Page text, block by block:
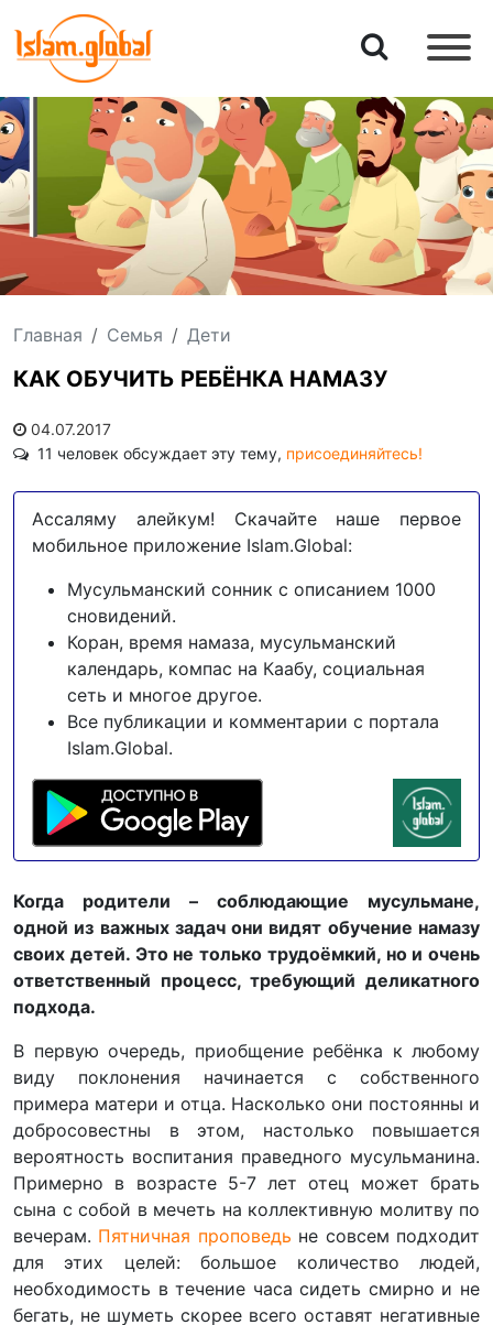
Главная Семья Дети
КАК ОБУЧИТЬ РЕБЁНКА НАМАЗУ
04.07.2017
11 человек обсуждает эту тему, присоединяйтесь!
Ассаляму алейкум! Скачайте наше первое
мобильное приложение Islam.Global:
Мусульманский сонник с описанием 1000
сновидений.
Коран, время намаза, мусульманский
календарь, компас на Каабу, социальная
сеть и многое другое.
Все публикации и комментарии с портала
Islam.Global.
Когда родители – соблюдающие мусульмане,
одной из важных задач они видят обучение намазу
своих детей. Это не только трудоёмкий, но и очень
ответственный процесс, требующий деликатного
подхода.
В первую очередь, приобщение ребёнка к любому
виду поклонения начинается с собственного
примера матери и отца. Насколько они постоянны и
добросовестны в этом, настолько повышается
вероятность воспитания праведного мусульманина.
Примерно в возрасте 5-7 лет отец может брать
сына с собой в мечеть на коллективную молитву по
вечерам. Пятничная проповедь не совсем подходит
для этих целей: большое количество людей,
необходимость в течение часа сидеть смирно и не
бегать, не шуметь скорее всего оставят негативные